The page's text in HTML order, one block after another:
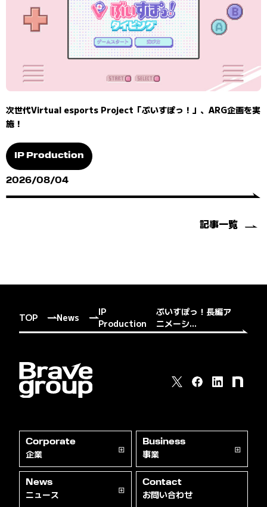
次世代Virtual esports Project「ぶいすぽっ！」、ARG企画を実
施！
IP Production
2026/08/04
記事一覧
TOP News
IP
Production
ぶいすぽっ！長編ア
ニメーシ...
Corporate
企業
Business
事業
News
ニュース
Contact
お問い合わせ